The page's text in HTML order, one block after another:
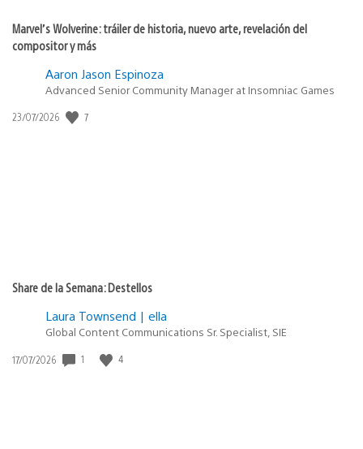
Marvel’s Wolverine: tráiler de historia, nuevo arte, revelación del
compositor y más
Aaron Jason Espinoza
Advanced Senior Community Manager at Insomniac Games
Fecha
23/07/2026 7
Share de la Semana: Destellos
Laura Townsend | ella
Global Content Communications Sr. Specialist, SIE
Fecha
17/07/2026 1 4